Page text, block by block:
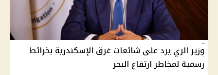
وزير الري يرد على شائعات غرق الإسكندرية بخرائط
رسمية لمخاطر ارتفاع البحر